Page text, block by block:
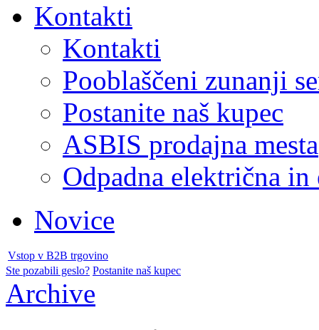
Kontakti
Kontakti
Pooblaščeni zunanji
Postanite naš kupec
ASBIS prodajna mesta
Odpadna električna
Novice
Vstop v B2B trgovino
Ste pozabili geslo? Postanite naš kupec
Archive